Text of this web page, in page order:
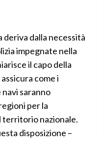
deriva dalla necessità
impegnate nella
il capo della
come i
saranno
per la
territorio nazionale.
disposizione –